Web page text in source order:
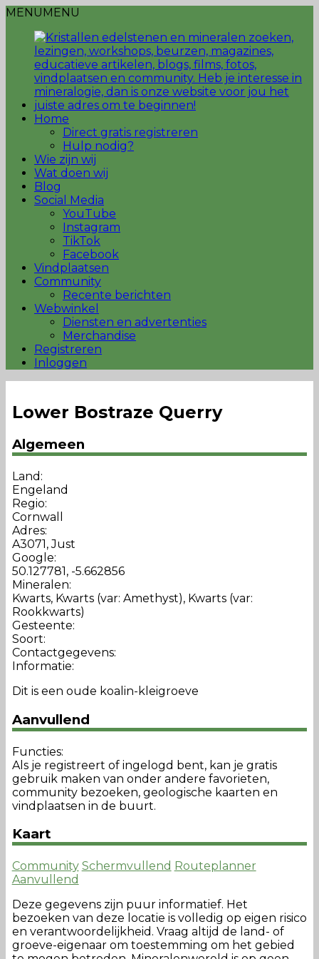
MENUMENU
Home
Direct gratis registreren
Hulp nodig?
Wie zijn wij
Wat doen wij
Blog
Social Media
YouTube
Instagram
TikTok
Facebook
Vindplaatsen
Community
Recente berichten
Webwinkel
Diensten en advertenties
Merchandise
Registreren
Inloggen
Lower Bostraze Querry
Algemeen
Land:
Engeland
Regio:
Cornwall
Adres:
A3071, Just
Google:
50.127781, -5.662856
Mineralen:
Kwarts, Kwarts (var: Amethyst), Kwarts (var:
Rookkwarts)
Gesteente:
Soort:
Contactgegevens:
Informatie:
Dit is een oude koalin-kleigroeve
Aanvullend
Functies:
Als je registreert of ingelogd bent, kan je gratis
gebruik maken van onder andere favorieten,
community bezoeken, geologische kaarten en
vindplaatsen in de buurt.
Kaart
Community Schermvullend Routeplanner
Aanvullend
Deze gegevens zijn puur informatief. Het
bezoeken van deze locatie is volledig op eigen risico
en verantwoordelijkheid. Vraag altijd de land- of
groeve-eigenaar om toestemming om het gebied